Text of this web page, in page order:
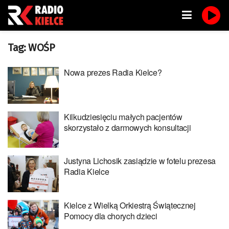
Tag:WOŚP
Nowa prezes Radia Kielce?
Kilkudziesięciu małych pacjentów
skorzystało z darmowych konsultacji
Justyna Lichosik zasiądzie w fotelu prezesa
Radia Kielce
Kielce z Wielką Orkiestrą Świątecznej
Pomocy dla chorych dzieci